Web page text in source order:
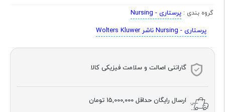
گروه بندی : پرستاری - Nursing
پرستاری - Nursing ناشر Wolters Kluwer
گارانتی اصالت و سلامت فیزیکی کالا
ارسال رایگان حداقل 15,000,000 تومان